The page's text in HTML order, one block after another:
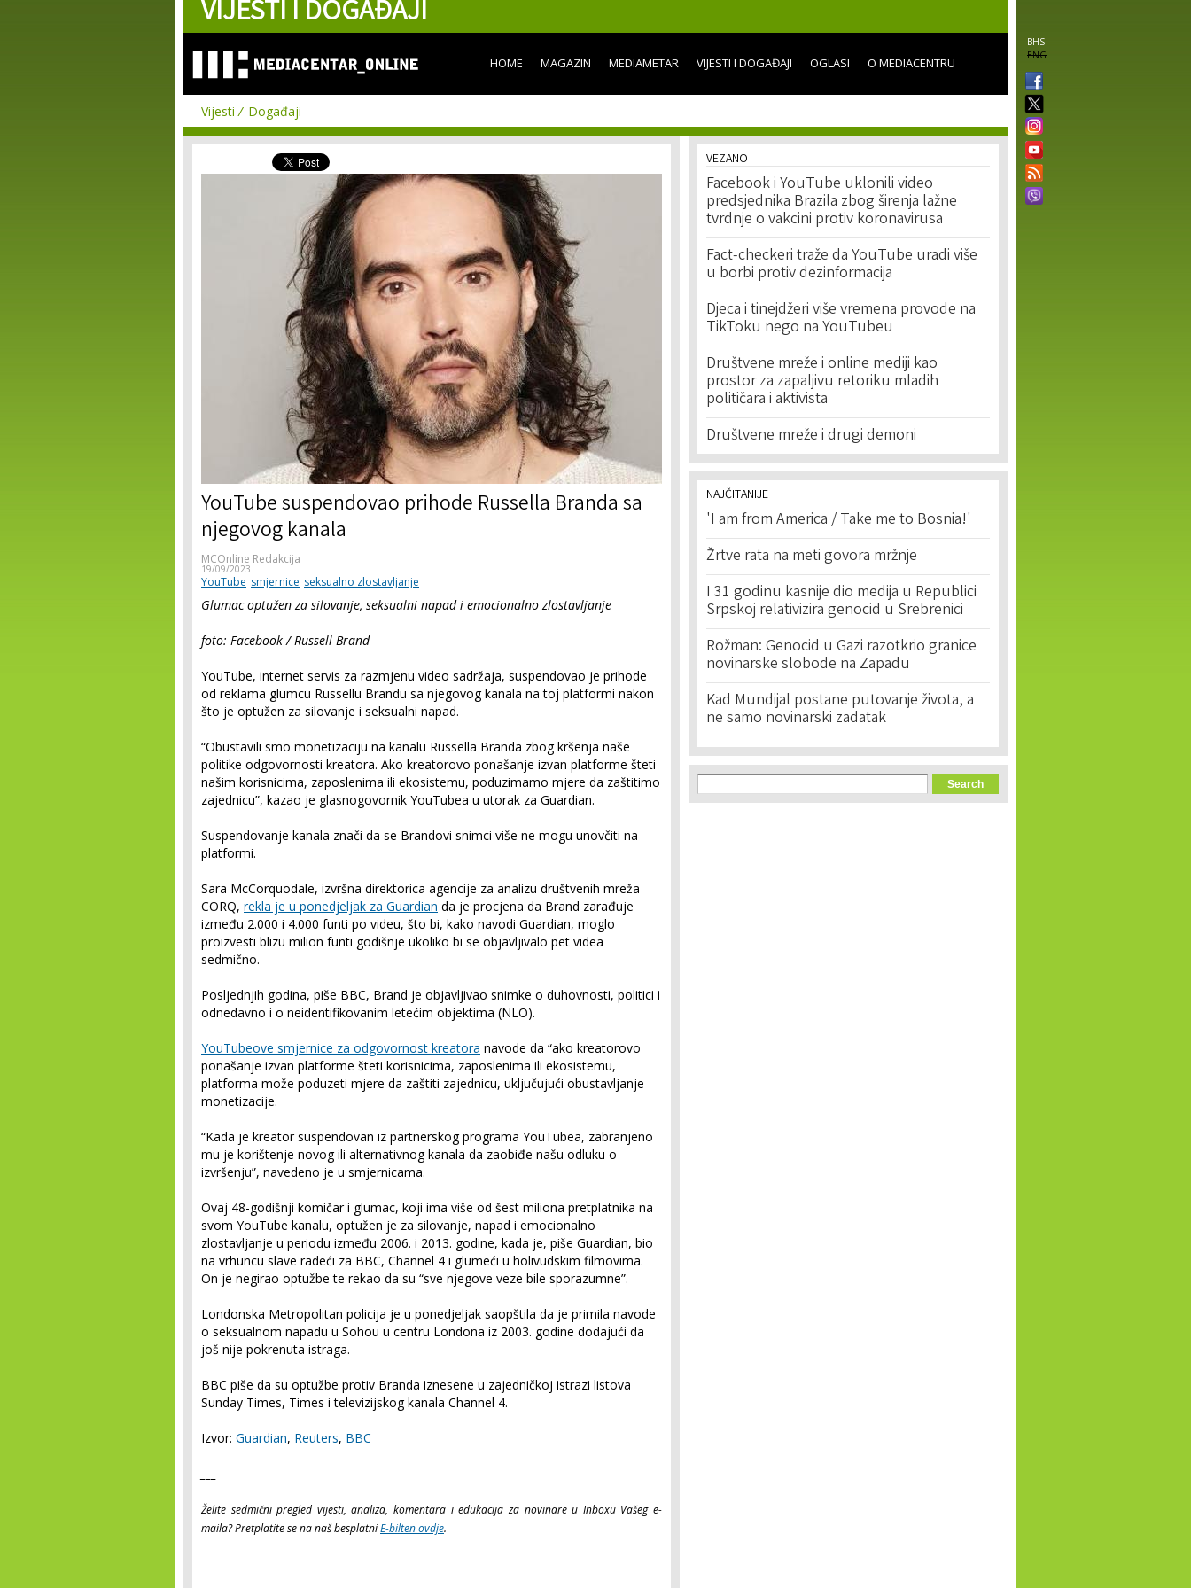
content
VIJESTI I DOGAĐAJI
BHS
ENG
HOME MAGAZIN MEDIAMETAR VIJESTI I DOGAĐAJI OGLASI O MEDIACENTRU
Vijesti Događaji
YouTube suspendovao prihode Russella Branda sa
njegovog kanala
MCOnline Redakcija
19/09/2023
YouTube smjernice seksualno zlostavljanje
Glumac optužen za silovanje, seksualni napad i emocionalno zlostavljanje
foto: Facebook / Russell Brand
YouTube, internet servis za razmjenu video sadržaja, suspendovao je prihode
od reklama glumcu Russellu Brandu sa njegovog kanala na toj platformi nakon
što je optužen za silovanje i seksualni napad.
“Obustavili smo monetizaciju na kanalu Russella Branda zbog kršenja naše
politike odgovornosti kreatora. Ako kreatorovo ponašanje izvan platforme šteti
našim korisnicima, zaposlenima ili ekosistemu, poduzimamo mjere da zaštitimo
zajednicu”, kazao je glasnogovornik YouTubea u utorak za Guardian.
Suspendovanje kanala znači da se Brandovi snimci više ne mogu unovčiti na
platformi.
Sara McCorquodale, izvršna direktorica agencije za analizu društvenih mreža
CORQ, rekla je u ponedjeljak za Guardian da je procjena da Brand zarađuje
između 2.000 i 4.000 funti po videu, što bi, kako navodi Guardian, moglo
proizvesti blizu milion funti godišnje ukoliko bi se objavljivalo pet videa
sedmično.
Posljednjih godina, piše BBC, Brand je objavljivao snimke o duhovnosti, politici i
odnedavno i o neidentifikovanim letećim objektima (NLO).
YouTubeove smjernice za odgovornost kreatora navode da “ako kreatorovo
ponašanje izvan platforme šteti korisnicima, zaposlenima ili ekosistemu,
platforma može poduzeti mjere da zaštiti zajednicu, uključujući obustavljanje
monetizacije.
“Kada je kreator suspendovan iz partnerskog programa YouTubea, zabranjeno
mu je korištenje novog ili alternativnog kanala da zaobiđe našu odluku o
izvršenju”, navedeno je u smjernicama.
Ovaj 48-godišnji komičar i glumac, koji ima više od šest miliona pretplatnika na
svom YouTube kanalu, optužen je za silovanje, napad i emocionalno
zlostavljanje u periodu između 2006. i 2013. godine, kada je, piše Guardian, bio
na vrhuncu slave radeći za BBC, Channel 4 i glumeći u holivudskim filmovima.
On je negirao optužbe te rekao da su “sve njegove veze bile sporazumne”.
Londonska Metropolitan policija je u ponedjeljak saopštila da je primila navode
o seksualnom napadu u Sohou u centru Londona iz 2003. godine dodajući da
još nije pokrenuta istraga.
BBC piše da su optužbe protiv Branda iznesene u zajedničkoj istrazi listova
Sunday Times, Times i televizijskog kanala Channel 4.
Izvor: Guardian, Reuters, BBC
Želite sedmični pregled vijesti, analiza, komentara i edukacija za novinare u Inboxu Vašeg e-
maila? Pretplatite se na naš besplatniE-bilten ovdje.
VEZANO
Facebook i YouTube uklonili video
predsjednika Brazila zbog širenja lažne
tvrdnje o vakcini protiv koronavirusa
Fact-checkeri traže da YouTube uradi više
u borbi protiv dezinformacija
Djeca i tinejdžeri više vremena provode na
TikToku nego na YouTubeu
Društvene mreže i online mediji kao
prostor za zapaljivu retoriku mladih
političara i aktivista
Društvene mreže i drugi demoni
NAJČITANIJE
'I am from America / Take me to Bosnia!'
Žrtve rata na meti govora mržnje
I 31 godinu kasnije dio medija u Republici
Srpskoj relativizira genocid u Srebrenici
Rožman: Genocid u Gazi razotkrio granice
novinarske slobode na Zapadu
Kad Mundijal postane putovanje života, a
ne samo novinarski zadatak
Search form
Search